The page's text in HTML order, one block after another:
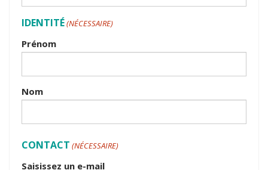
IDENTITÉ(NÉCESSAIRE)
Prénom
Nom
CONTACT (NÉCESSAIRE)
Saisissez un e-mail